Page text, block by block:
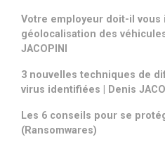
Votre employeur doit-il vous
géolocalisation des
JACOPINI
3 nouvelles techniques de
virus identifiées | Denis
Les 6 conseils pour se
(Ransomwares)